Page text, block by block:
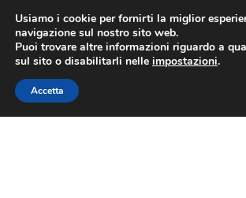
CONSEGNA da 7
Lun-Ven 9:00 - 16:00/800
Vai
alla
navigazione
Vai
al
contenuto
Usiamo i cookie per fornirti la miglior
navigazione sul nostro sito web.
Puoi trovare altre informazioni riguardo a
sul sito o disabilitarli nelle impostazioni.
Accetta